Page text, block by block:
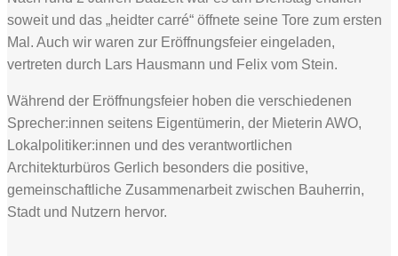
soweit und das „heidter carré“ öffnete seine Tore zum ersten
Mal. Auch wir waren zur Eröffnungsfeier eingeladen,
vertreten durch Lars Hausmann und Felix vom Stein.
Während der Eröffnungsfeier hoben die verschiedenen
Sprecher:innen seitens Eigentümerin, der Mieterin AWO,
Lokalpolitiker:innen und des verantwortlichen
Architekturbüros Gerlich besonders die positive,
gemeinschaftliche Zusammenarbeit zwischen Bauherrin,
Stadt und Nutzern hervor.